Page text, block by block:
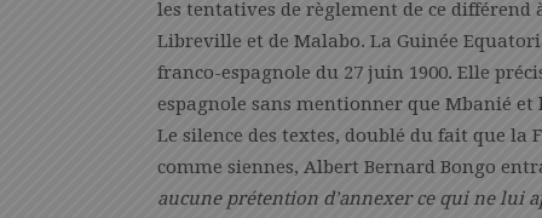
les tentatives de règlement de ce différend
Libreville et de Malabo. La Guinée
franco-espagnole du 27 juin 1900. Elle
espagnole sans mentionner que Mbanié
Le silence des textes, doublé du fait que la
comme siennes, Albert Bernard Bongo
aucune prétention d’annexer ce qui ne lui